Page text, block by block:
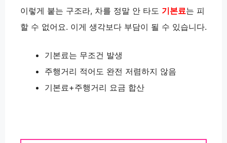
이렇게 붙는 구조라, 차를 정말 안 타도 기본료는 피
할 수 없어요. 이게 생각보다 부담이 될 수 있습니다.
기본료는 무조건 발생
주행거리 적어도 완전 저렴하지 않음
기본료+주행거리 요금 합산